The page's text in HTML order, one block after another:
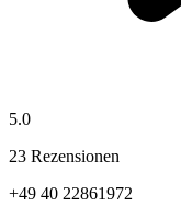
5.0
23 Rezensionen
+49 40 22861972